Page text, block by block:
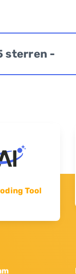
sterren -
Tool